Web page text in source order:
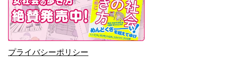
プライバシーポリシー